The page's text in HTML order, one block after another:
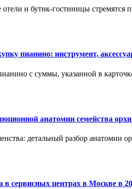
и бутик-гостиницы стремятся
пианино: инструмент,
с суммы, указанной в
анатомии семейства
детальный разбор анатомии
сервисных центрах в Москве в